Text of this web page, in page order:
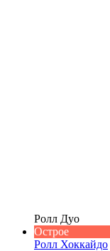
Ролл Дуо
Острое
Ролл Хоккайдо